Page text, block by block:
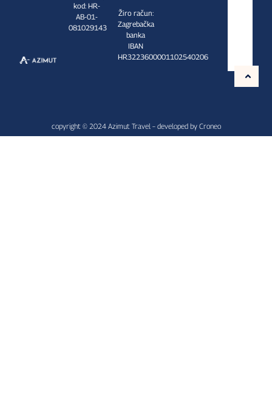
kod: HR-
AB-01-
081029143
Žiro račun:
Zagrebačka
banka
IBAN
HR3223600001102540206
copyright © 2024 Azimut Travel – developed by Croneo